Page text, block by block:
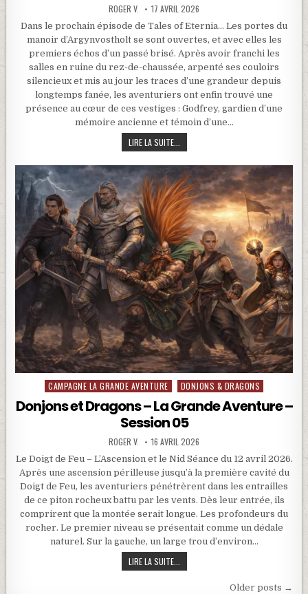
ROGER V. 17 AVRIL 2026
Dans le prochain épisode de Tales of Eternia… Les portes du
manoir d’Argynvostholt se sont ouvertes, et avec elles les
premiers échos d’un passé brisé. Après avoir franchi les
salles en ruine du rez-de-chaussée, arpenté ses couloirs
silencieux et mis au jour les traces d’une grandeur depuis
longtemps fanée, les aventuriers ont enfin trouvé une
présence au cœur de ces vestiges : Godfrey, gardien d’une
mémoire ancienne et témoin d’une…
LIRE LA SUITE...
Posted in
CAMPAGNE LA GRANDE AVENTURE DONJONS & DRAGONS
Donjons et Dragons – La Grande Aventure –
Session 05
ROGER V. 16 AVRIL 2026
Le Doigt de Feu – L’Ascension et le Nid Séance du 12 avril 2026.
Après une ascension périlleuse jusqu’à la première cavité du
Doigt de Feu, les aventuriers pénétrèrent dans les entrailles
de ce piton rocheux battu par les vents. Dès leur entrée, ils
comprirent que la montée serait longue. Les profondeurs du
rocher. Le premier niveau se présentait comme un dédale
naturel. Sur la gauche, un large trou d’environ…
LIRE LA SUITE...
Older posts →